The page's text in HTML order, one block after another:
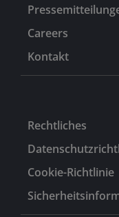
Careers
Kontakt
Rechtliches
Cookie-Richtlinie